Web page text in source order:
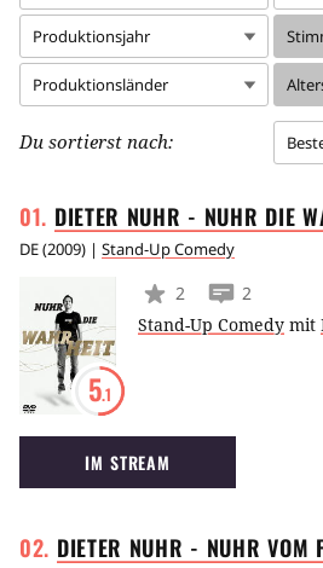
Produktionsjahr
Produktionsländer
Du sortierst nach:
DIETER NUHR - NUHR DIE
DE(2009) | Stand-Up Comedy
5.1
2
2
Stand-Up Comedy mit
IM STREAM
DIETER NUHR - NUHR VOM